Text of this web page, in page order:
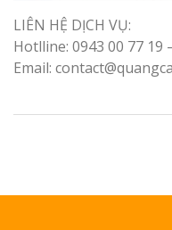
LIÊN HỆ DỊCH VỤ:
Hotlline: 0943 00 77 19
Email: